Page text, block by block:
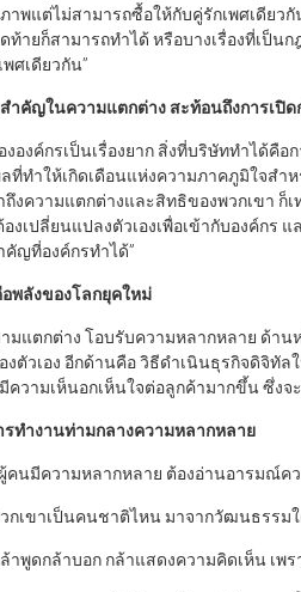
าพแต่ไม่สามารถซื้อให้กับคู่รักเพศเดียว
ายก็สามารถทำได้ หรือบางเรื่องที่เป็น
ศเดียวกัน”
คัญในความแตกต่าง สะท้อนถึงการเปิด
องค์กรเป็นเรื่องยาก สิ่งที่บริษัททำได้คือ
ที่ทำให้เกิดเดือนแห่งความภาคภูมิใจสำ
ความแตกต่างและสิทธิของพวกเขา ก็เ
งเปลี่ยนแปลงตัวเองเพื่อเข้ากับองค์กร
คัญที่องค์กรทำได้”
พลังของโลกยุคใหม่
ามแตกต่าง โอบรับความหลากหลาย ด้
ตัวเอง อีกด้านคือ วิธีดำเนินธุรกิจดิจิทั
วามเห็นอกเห็นใจต่อลูกค้ามากขึ้น ซึ่งจ
รทำงานท่ามกลางความหลากหลาย
ผู้คนมีความหลากหลาย ต้องอ่านอารมณ์
วกเขาเป็นคนชาติไหน มาจากวัฒนธรร
ล้าพูดกล้าบอก กล้าแสดงความคิดเห็น เ